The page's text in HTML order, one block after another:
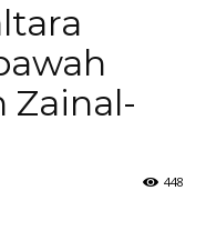
Zainal-
448